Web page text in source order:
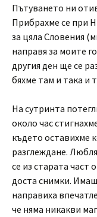
Пътуването ни
Прибрахме се при
за цяла Словения
направя за моите
другия ден ще се
бяхме там и така и
На сутринта
около час
където оставихме
разглеждане.
се из старата част
доста снимки.
направиха
че няма никакви